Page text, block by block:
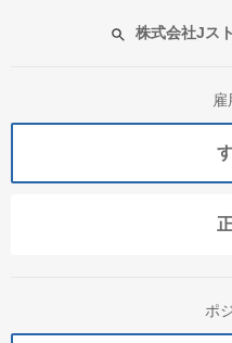
株式会社Jス
ポ